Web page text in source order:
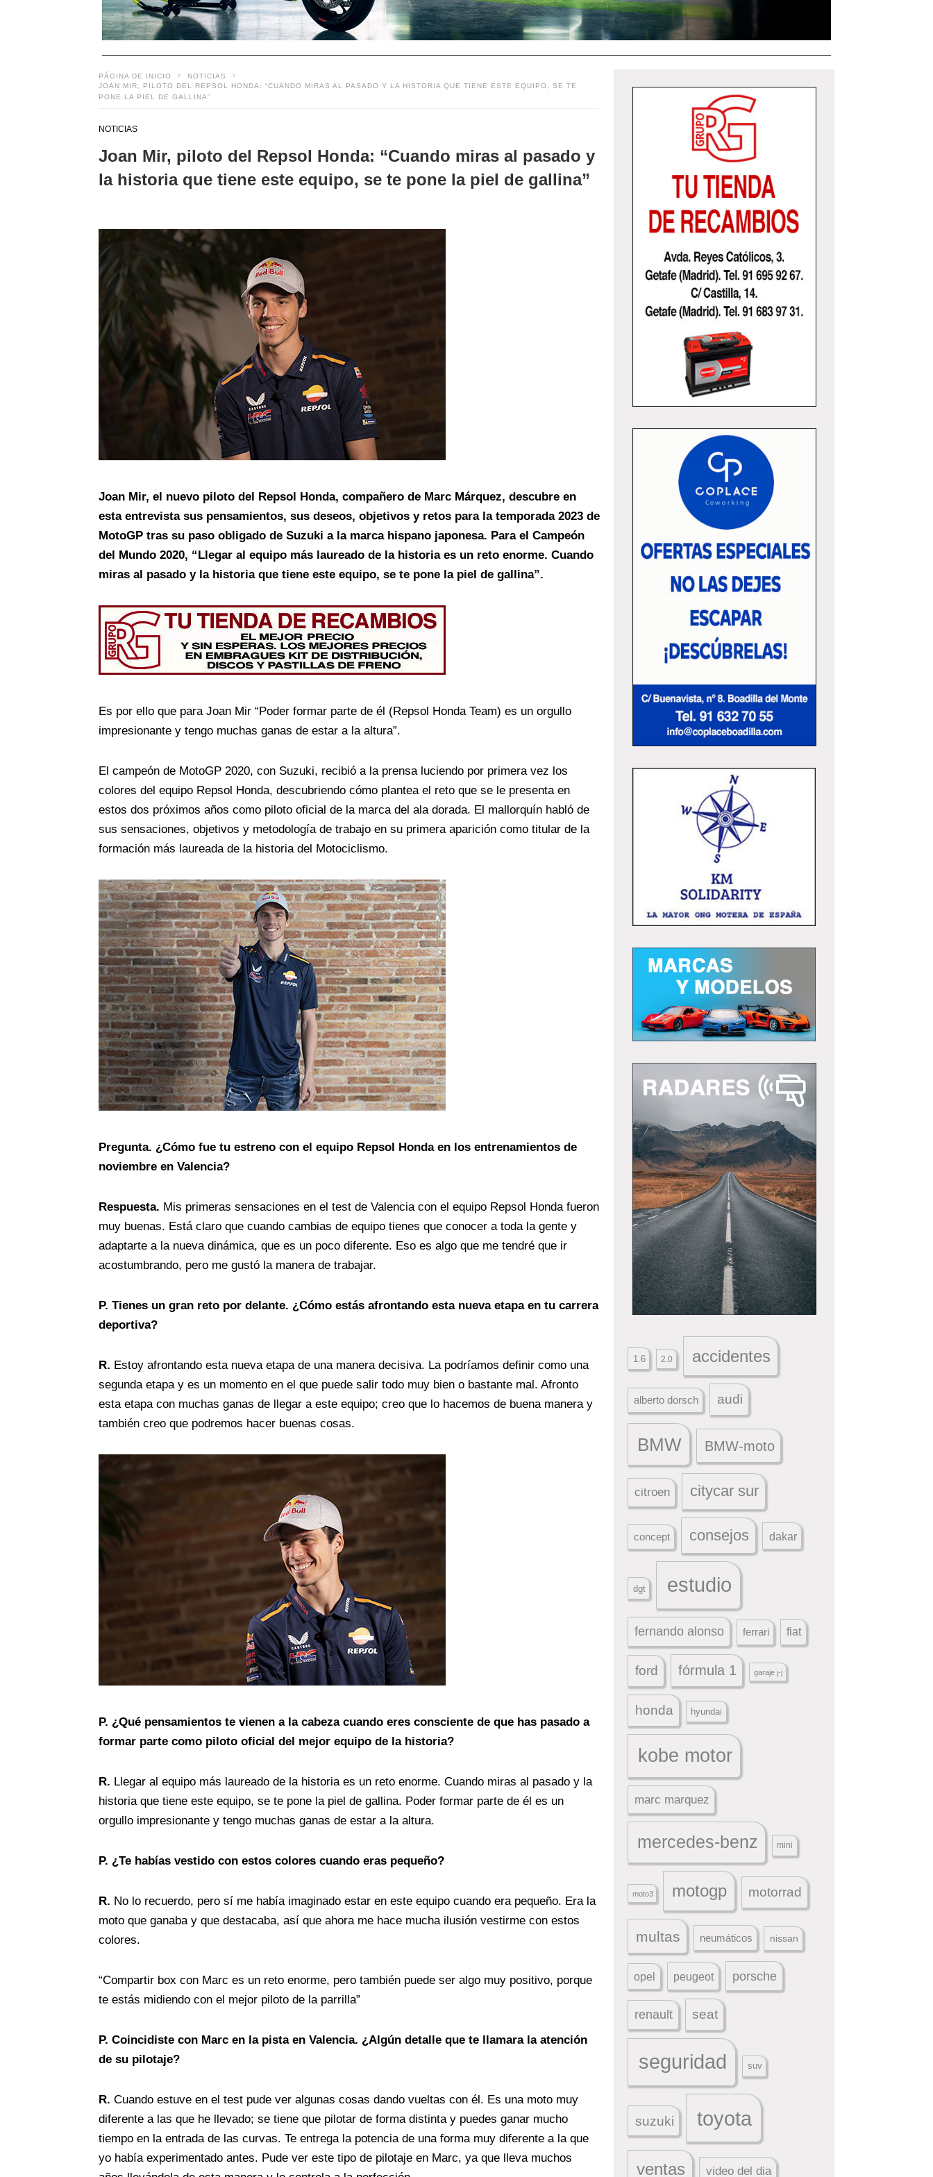
PÁGINA DE INICIO
NOTICIAS
JOAN MIR, PILOTO DEL REPSOL HONDA: “CUANDO MIRAS AL PASADO Y LA HISTORIA QUE TIENE ESTE EQUIPO, SE TE
PONE LA PIEL DE GALLINA”
NOTICIAS
Joan Mir, piloto del Repsol Honda: “Cuando miras al pasado y
la historia que tiene este equipo, se te pone la piel de gallina”
Joan Mir, el nuevo piloto del Repsol Honda, compañero de Marc Márquez, descubre en
esta entrevista sus pensamientos, sus deseos, objetivos y retos para la temporada 2023 de
MotoGP tras su paso obligado de Suzuki a la marca hispano japonesa. Para el Campeón
del Mundo 2020, “Llegar al equipo más laureado de la historia es un reto enorme. Cuando
miras al pasado y la historia que tiene este equipo, se te pone la piel de gallina”.
Es por ello que para Joan Mir “Poder formar parte de él (Repsol Honda Team) es un orgullo
impresionante y tengo muchas ganas de estar a la altura”.
El campeón de MotoGP 2020, con Suzuki, recibió a la prensa luciendo por primera vez los
colores del equipo Repsol Honda, descubriendo cómo plantea el reto que se le presenta en
estos dos próximos años como piloto oficial de la marca del ala dorada. El mallorquín habló de
sus sensaciones, objetivos y metodología de trabajo en su primera aparición como titular de la
formación más laureada de la historia del Motociclismo.
Pregunta. ¿Cómo fue tu estreno con el equipo Repsol Honda en los entrenamientos de
noviembre en Valencia?
Respuesta. Mis primeras sensaciones en el test de Valencia con el equipo Repsol Honda fueron
muy buenas. Está claro que cuando cambias de equipo tienes que conocer a toda la gente y
adaptarte a la nueva dinámica, que es un poco diferente. Eso es algo que me tendré que ir
acostumbrando, pero me gustó la manera de trabajar.
P. Tienes un gran reto por delante. ¿Cómo estás afrontando esta nueva etapa en tu carrera
deportiva?
R. Estoy afrontando esta nueva etapa de una manera decisiva. La podríamos definir como una
segunda etapa y es un momento en el que puede salir todo muy bien o bastante mal. Afronto
esta etapa con muchas ganas de llegar a este equipo; creo que lo hacemos de buena manera y
también creo que podremos hacer buenas cosas.
P. ¿Qué pensamientos te vienen a la cabeza cuando eres consciente de que has pasado a
formar parte como piloto oficial del mejor equipo de la historia?
R. Llegar al equipo más laureado de la historia es un reto enorme. Cuando miras al pasado y la
historia que tiene este equipo, se te pone la piel de gallina. Poder formar parte de él es un
orgullo impresionante y tengo muchas ganas de estar a la altura.
P. ¿Te habías vestido con estos colores cuando eras pequeño?
R. No lo recuerdo, pero sí me había imaginado estar en este equipo cuando era pequeño. Era la
moto que ganaba y que destacaba, así que ahora me hace mucha ilusión vestirme con estos
colores.
“Compartir box con Marc es un reto enorme, pero también puede ser algo muy positivo, porque
te estás midiendo con el mejor piloto de la parrilla”
P. Coincidiste con Marc en la pista en Valencia. ¿Algún detalle que te llamara la atención
de su pilotaje?
R. Cuando estuve en el test pude ver algunas cosas dando vueltas con él. Es una moto muy
diferente a las que he llevado; se tiene que pilotar de forma distinta y puedes ganar mucho
tiempo en la entrada de las curvas. Te entrega la potencia de una forma muy diferente a la que
yo había experimentado antes. Pude ver este tipo de pilotaje en Marc, ya que lleva muchos
1.6 2.0 accidentes
alberto dorsch audi
BMW BMW-moto
citroen citycar sur
concept consejos dakar
dgt estudio
fernando alonso ferrari fiat
ford fórmula 1 garaje j-j
honda hyundai
kobe motor
marc marquez
mercedes-benz mini
moto3 motogp motorrad
multas neumáticos nissan
opel peugeot porsche
renault seat
seguridad suv
suzuki toyota
ventas video del dia